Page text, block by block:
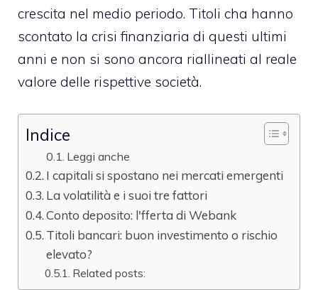
crescita nel medio periodo. Titoli cha hanno
scontato la crisi finanziaria di questi ultimi
anni e non si sono ancora riallineati al reale
valore delle rispettive società.
Indice
Leggi anche
I capitali si spostano nei mercati emergenti
La volatilità e i suoi tre fattori
Conto deposito: l'fferta di Webank
Titoli bancari: buon investimento o rischio
elevato?
Related posts: